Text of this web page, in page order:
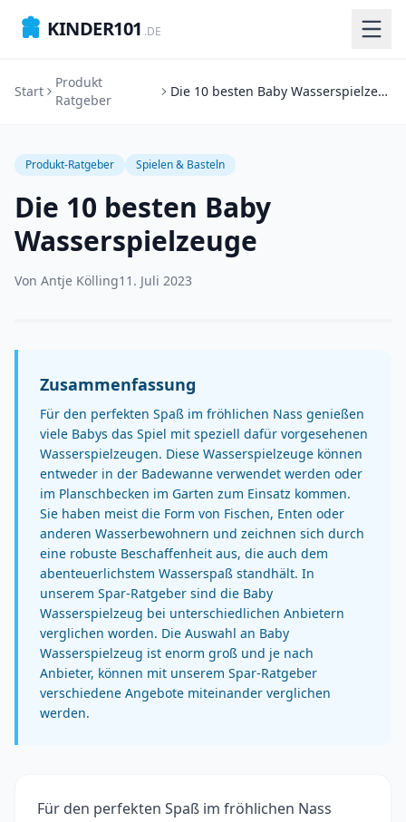
KINDER101 .DE
Start
Produkt
Ratgeber
Die 10 besten Baby Wasserspielzeuge
Produkt-Ratgeber Spielen & Basteln
Die 10 besten Baby
Wasserspielzeuge
Von Antje Kölling11. Juli 2023
Zusammenfassung
Für den perfekten Spaß im fröhlichen Nass genießen
viele Babys das Spiel mit speziell dafür vorgesehenen
Wasserspielzeugen. Diese Wasserspielzeuge können
entweder in der Badewanne verwendet werden oder
im Planschbecken im Garten zum Einsatz kommen.
Sie haben meist die Form von Fischen, Enten oder
anderen Wasserbewohnern und zeichnen sich durch
eine robuste Beschaffenheit aus, die auch dem
abenteuerlichstem Wasserspaß standhält. In
unserem Spar-Ratgeber sind die Baby
Wasserspielzeug bei unterschiedlichen Anbietern
verglichen worden. Die Auswahl an Baby
Wasserspielzeug ist enorm groß und je nach
Anbieter, können mit unserem Spar-Ratgeber
verschiedene Angebote miteinander verglichen
werden.
Für den perfekten Spaß im fröhlichen Nass